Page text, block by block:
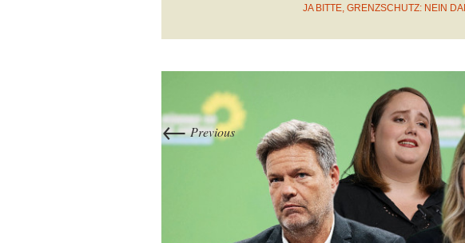
JA BITTE, GRENZSCHUTZ: NEIN
←Previous